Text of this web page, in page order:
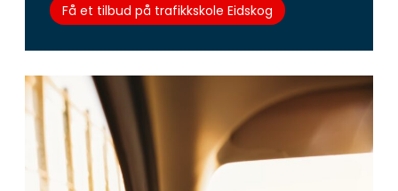
Få et tilbud på trafikkskole Eidskog